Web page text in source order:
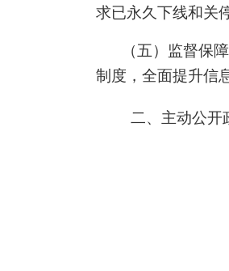
求已永久下线和关
（五）监督保
制度，全面提升信
二、主动公开